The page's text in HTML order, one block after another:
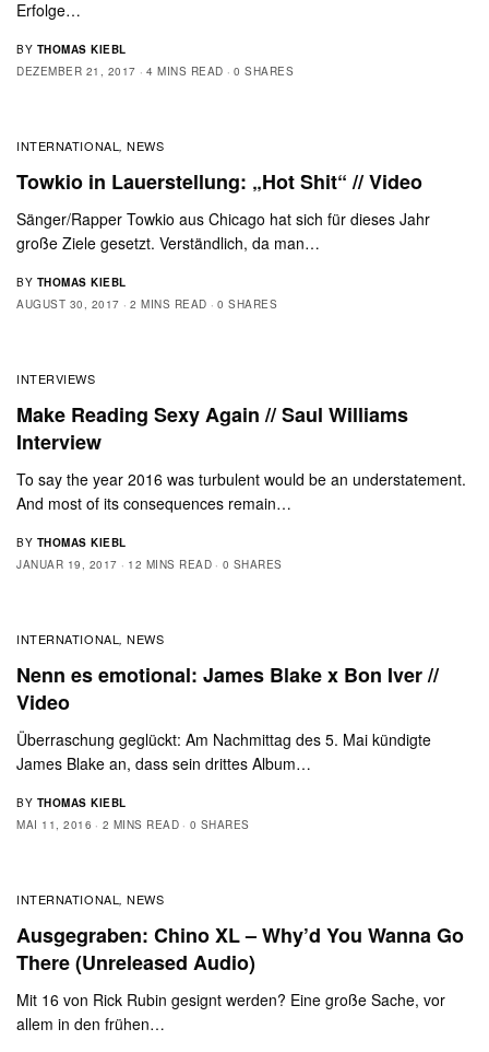
Erfolge…
BY THOMAS KIEBL
DEZEMBER 21, 2017
4 MINS READ 0 SHARES
INTERNATIONAL ,NEWS
Towkio in Lauerstellung: „Hot Shit“ // Video
Sänger/Rapper Towkio aus Chicago hat sich für dieses Jahr
große Ziele gesetzt. Verständlich, da man…
BY THOMAS KIEBL
AUGUST 30, 2017
2 MINS READ 0 SHARES
INTERVIEWS
Make Reading Sexy Again // Saul Williams
Interview
To say the year 2016 was turbulent would be an understatement.
And most of its consequences remain…
BY THOMAS KIEBL
JANUAR 19, 2017
12 MINS READ 0 SHARES
INTERNATIONAL ,NEWS
Nenn es emotional: James Blake x Bon Iver //
Video
Überraschung geglückt: Am Nachmittag des 5. Mai kündigte
James Blake an, dass sein drittes Album…
BY THOMAS KIEBL
MAI 11, 2016
2 MINS READ 0 SHARES
INTERNATIONAL ,NEWS
Ausgegraben: Chino XL – Why’d You Wanna Go
There (Unreleased Audio)
Mit 16 von Rick Rubin gesignt werden? Eine große Sache, vor
allem in den frühen…